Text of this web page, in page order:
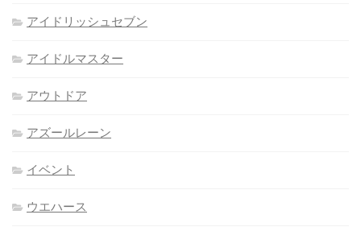
アイドリッシュセブン
アイドルマスター
アウトドア
アズールレーン
イベント
ウエハース